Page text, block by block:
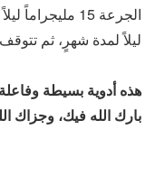
ليلاً لمدة شهرٍ، ثم
هذه أدوية بسيطة
بارك الله فيك، وجزاك